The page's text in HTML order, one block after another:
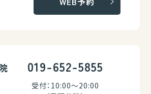
019-652-5855
受付：10:00～20:00